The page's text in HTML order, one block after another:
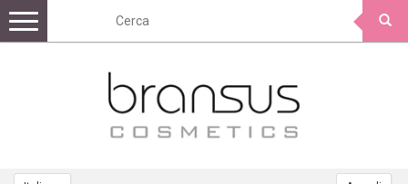
Toggle
navigation